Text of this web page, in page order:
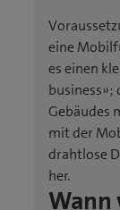
eine
es einen
business»;
Gebäudes
mit der
drahtlose
her.
Wann